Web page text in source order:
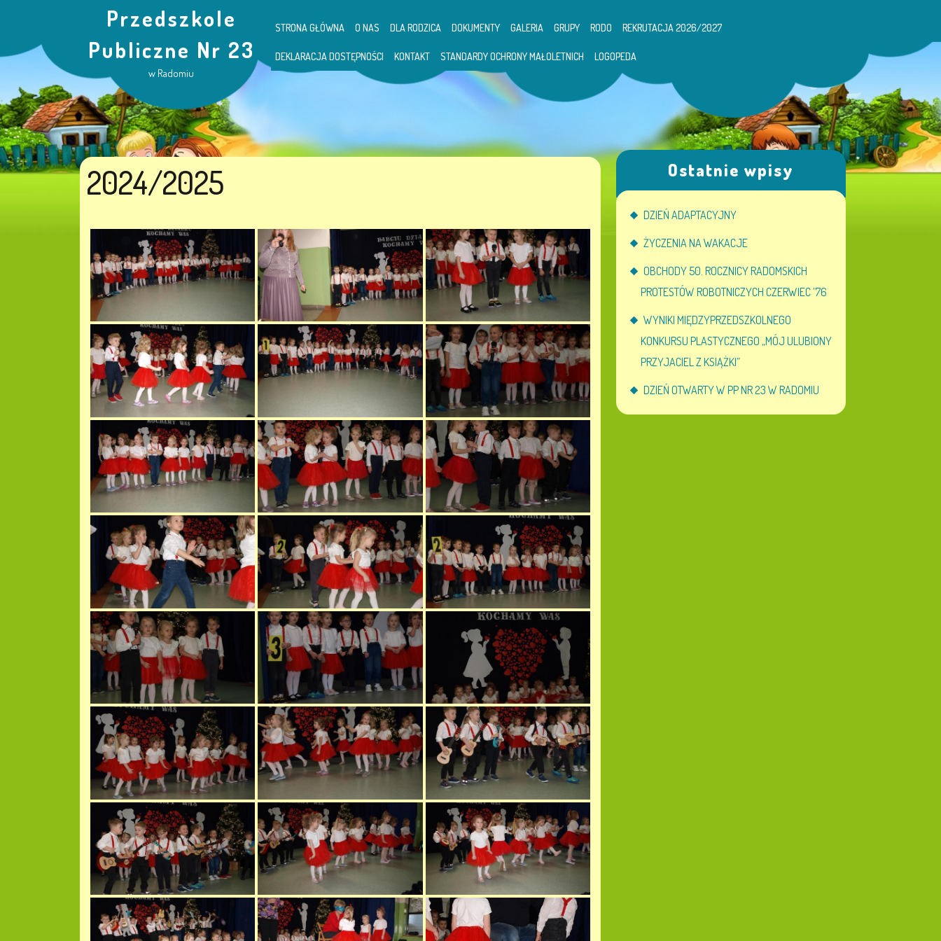
Przedszkole
Publiczne Nr 23
w Radomiu
STRONA GŁÓWNA O NAS DLA RODZICA DOKUMENTY GALERIA GRUPY RODO REKRUTACJA 2026/2027
DEKLARACJA DOSTĘPNOŚCI KONTAKT STANDARDY OCHRONY MAŁOLETNICH LOGOPEDA
2024/2025 Ostatnie wpisy
DZIEŃ ADAPTACYJNY
ŻYCZENIA NA WAKACJE
OBCHODY 50. ROCZNICY RADOMSKICH
PROTESTÓW ROBOTNICZYCH CZERWIEC ’76
WYNIKI MIĘDZYPRZEDSZKOLNEGO
KONKURSU PLASTYCZNEGO „MÓJ ULUBIONY
PRZYJACIEL Z KSIĄŻKI”
DZIEŃ OTWARTY W PP NR 23 W RADOMIU